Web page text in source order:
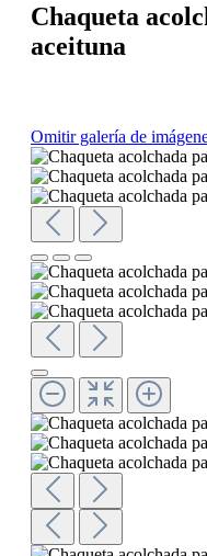
Chaqueta
aceituna
Omitir galería de